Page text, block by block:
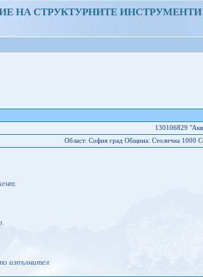
НА СТРУКТУРНИТЕ ИНСТРУМЕНТИ
130106829
Област: София град Oбщина: Столична 1000
изпълнител